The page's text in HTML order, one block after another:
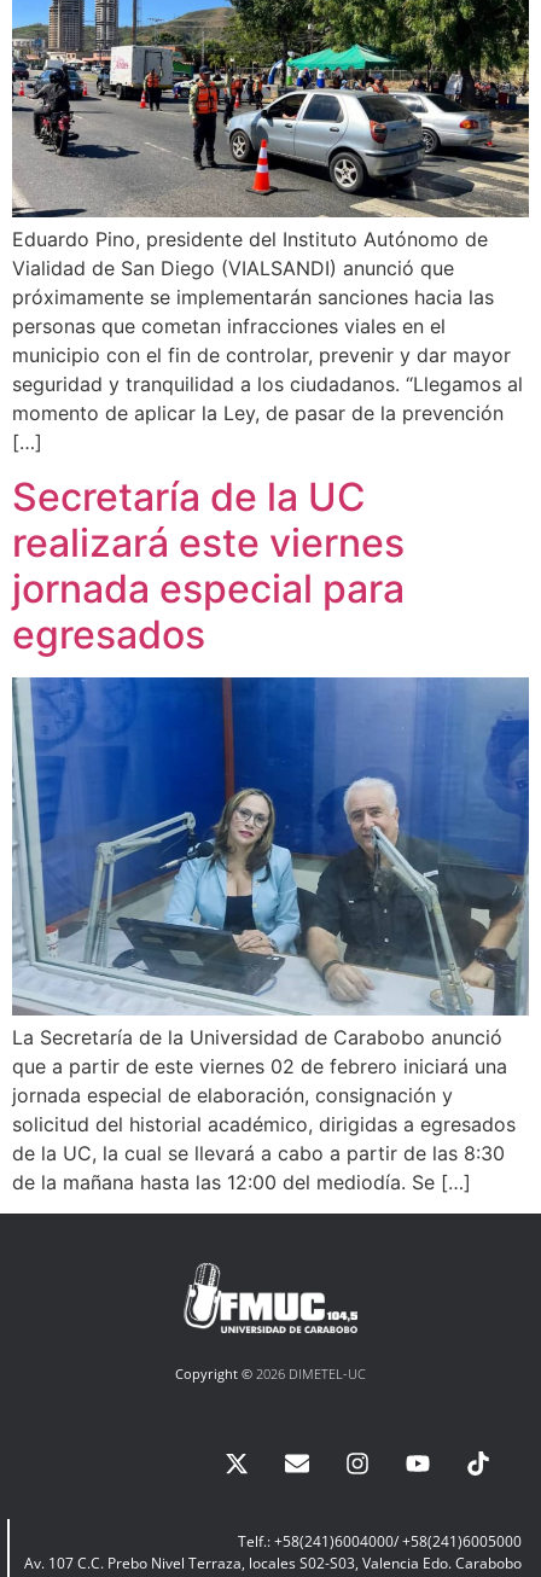
Eduardo Pino, presidente del Instituto Autónomo de
Vialidad de San Diego (VIALSANDI) anunció que
próximamente se implementarán sanciones hacia las
personas que cometan infracciones viales en el
municipio con el fin de controlar, prevenir y dar mayor
seguridad y tranquilidad a los ciudadanos. “Llegamos al
momento de aplicar la Ley, de pasar de la prevención
[…]
Secretaría de la UC
realizará este viernes
jornada especial para
egresados
La Secretaría de la Universidad de Carabobo anunció
que a partir de este viernes 02 de febrero iniciará una
jornada especial de elaboración, consignación y
solicitud del historial académico, dirigidas a egresados
de la UC, la cual se llevará a cabo a partir de las 8:30
de la mañana hasta las 12:00 del mediodía. Se […]
Copyright © 2026 DIMETEL-UC
Telf.: +58(241)6004000/ +58(241)6005000
Av. 107 C.C. Prebo Nivel Terraza, locales S02-S03, Valencia Edo. Carabobo